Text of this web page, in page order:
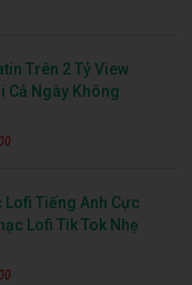
Trên 2 Tỷ View
Cả Ngày Không
Lofi Tiếng Anh Cực
Lofi Tik Tok Nhẹ